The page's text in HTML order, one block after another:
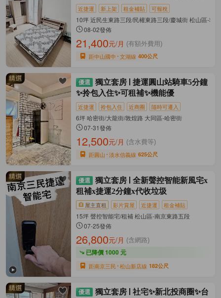
電
近捷運 新上架 租金補貼 可報稅
10坪 近民生東路三段/民權東路三段/慶城街 松山區-敦
08-02發佈
21,400元/月 (有額外費用)
距中山國中 文湖線 400公尺
獨立套房
捷運圓山站騎車5分鐘
✨拎包入住✨可租補✨機能優
近捷運 拎包入住 近商圈 隨時可遷入
6坪 哈密街/大龍街/敦煌路 大同區-哈密街
07-31發佈
12,500元/月 (含水費等)
距圓山 淡水信義線 625公尺
獨立套房
全新聲控智能新風宅x
租補x捷運2分鐘x代收垃圾
屋主直租 影片賞屋 近捷運 租金補貼
15坪 聲控智能宅/租補 松山區-南京東路五段
07-25發佈
26,800元/月 (含網路)
已降價 1000 元
距南京三民 松山新店線 182公尺
獨立套房
社宅✨新北投商圈✨台